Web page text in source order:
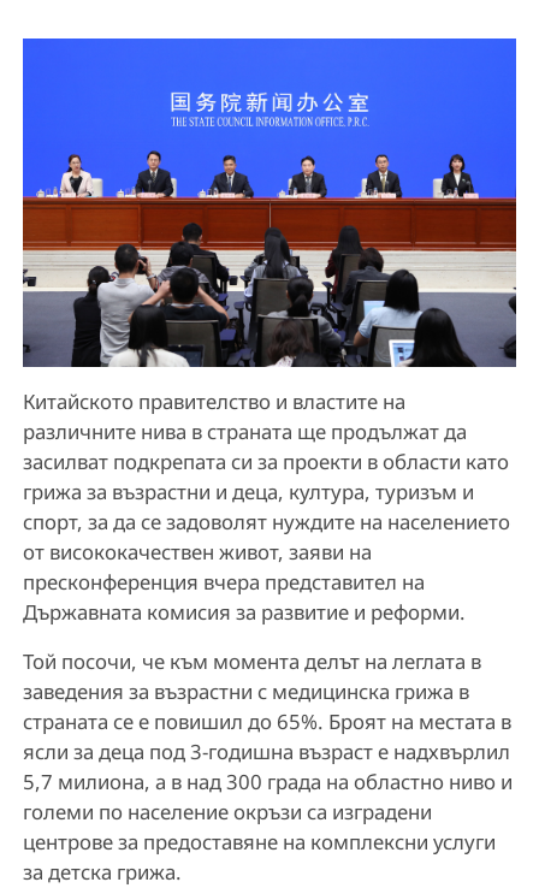
Китайското правителство и властите на
различните нива в страната ще продължат да
засилват подкрепата си за проекти в области като
грижа за възрастни и деца, култура, туризъм и
спорт, за да се задоволят нуждите на населението
от висококачествен живот, заяви на
пресконференция вчера представител на
Държавната комисия за развитие и реформи.
Той посочи, че към момента делът на леглата в
заведения за възрастни с медицинска грижа в
страната се е повишил до 65%. Броят на местата в
ясли за деца под 3-годишна възраст е надхвърлил
5,7 милиона, а в над 300 града на областно ниво и
големи по население окръзи са изградени
центрове за предоставяне на комплексни услуги
за детска грижа.